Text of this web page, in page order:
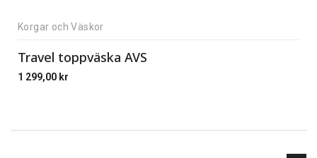
Korgar och Väskor
Travel toppväska AVS
1 299,00 kr